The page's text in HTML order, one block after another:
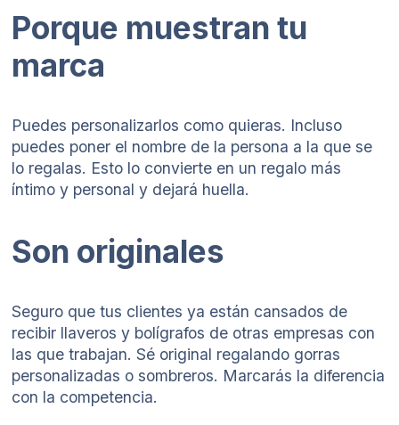
Porque muestran tu
marca
Puedes personalizarlos como quieras. Incluso
puedes poner el nombre de la persona a la que se
lo regalas. Esto lo convierte en un regalo más
íntimo y personal y dejará huella.
Son originales
Seguro que tus clientes ya están cansados de
recibir llaveros y bolígrafos de otras empresas con
las que trabajan. Sé original regalando gorras
personalizadas o sombreros. Marcarás la diferencia
con la competencia.